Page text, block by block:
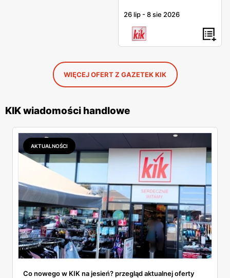
26 lip -8 sie 2026
WIĘCEJ OFERT Z GAZETEK KIK
KIK wiadomości handlowe
AKTUALNOŚCI
Co nowego w KIK na jesień? przegląd aktualnej oferty